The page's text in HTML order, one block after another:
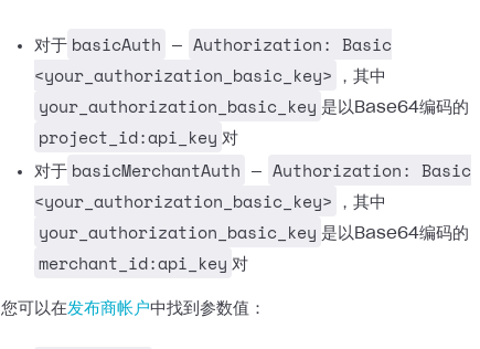
对于 basicAuth —
Authorization: Basic
<your_authorization_basic_key>
，其中
your_authorization_basic_key 是以Base64编码的
project_id:api_key 对
对于 basicMerchantAuth —
Authorization: Basic
<your_authorization_basic_key>
，其中
your_authorization_basic_key 是以Base64编码的
merchant_id:api_key 对
您可以在发布商帐户中找到参数值：